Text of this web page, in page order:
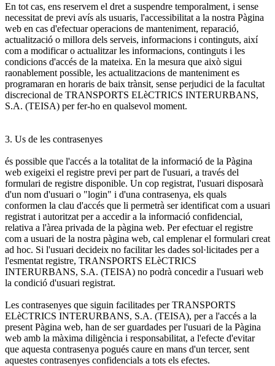
En tot cas, ens reservem el dret a suspendre temporalment, i sense
necessitat de previ avís als usuaris, l'accessibilitat a la nostra Pàgina
web en cas d'efectuar operacions de manteniment, reparació,
actualització o millora dels serveis, informacions i continguts, així
com a modificar o actualitzar les informacions, continguts i les
condicions d'accés de la mateixa. En la mesura que això sigui
raonablement possible, les actualitzacions de manteniment es
programaran en horaris de baix trànsit, sense perjudici de la facultat
discrecional de TRANSPORTS ELèCTRICS INTERURBANS,
S.A. (TEISA) per fer-ho en qualsevol moment.
3. Us de les contrasenyes
és possible que l'accés a la totalitat de la informació de la Pàgina
web exigeixi el registre previ per part de l'usuari, a través del
formulari de registre disponible. Un cop registrat, l'usuari disposarà
d'un nom d'usuari o "login" i d'una contrasenya, els quals
conformen la clau d'accés que li permetrà ser identificat com a usuari
registrat i autoritzat per a accedir a la informació confidencial,
relativa a l'àrea privada de la pàgina web. Per efectuar el registre
com a usuari de la nostra pàgina web, cal emplenar el formulari creat
ad hoc. Si l'usuari decideix no facilitar les dades sol·licitades per a
l'esmentat registre, TRANSPORTS ELèCTRICS
INTERURBANS, S.A. (TEISA) no podrà concedir a l'usuari web
la condició d'usuari registrat.
Les contrasenyes que siguin facilitades per TRANSPORTS
ELèCTRICS INTERURBANS, S.A. (TEISA), per a l'accés a la
present Pàgina web, han de ser guardades per l'usuari de la Pàgina
web amb la màxima diligència i responsabilitat, a l'efecte d'evitar
que aquesta contrasenya pogués caure en mans d'un tercer, sent
aquestes contrasenyes confidencials a tots els efectes.